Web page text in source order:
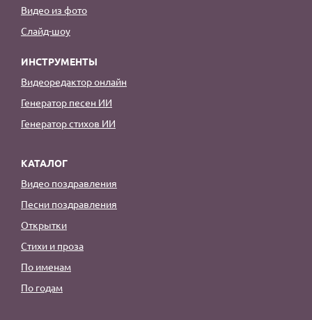
Видео из фото
Слайд-шоу
ИНСТРУМЕНТЫ
Видеоредактор онлайн
Генератор песен ИИ
Генератор стихов ИИ
КАТАЛОГ
Видео поздравления
Песни поздравления
Открытки
Стихи и проза
По именам
По годам